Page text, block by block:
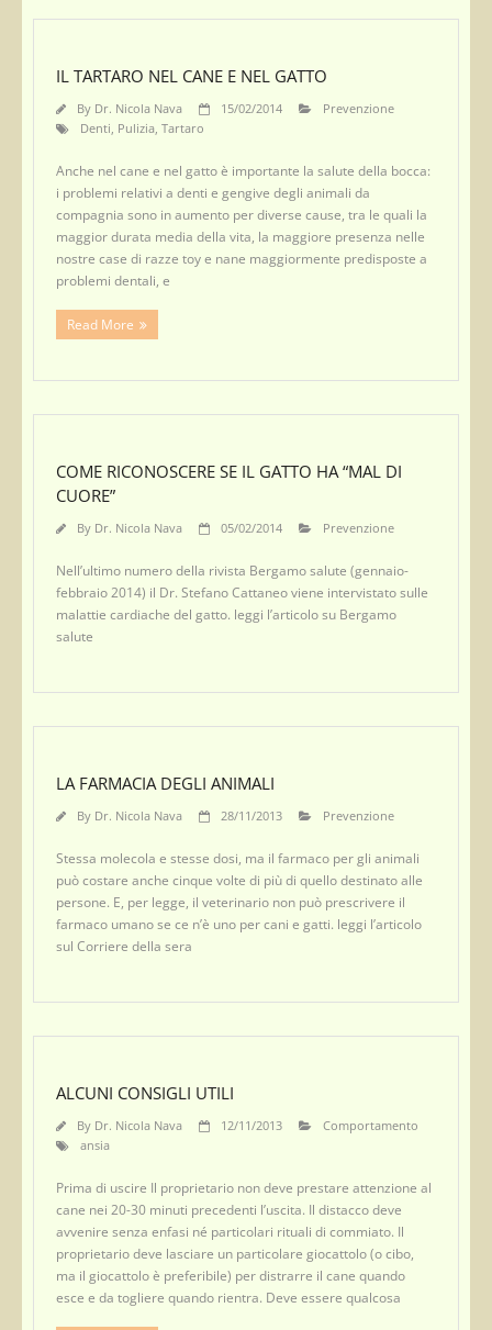
IL TARTARO NEL CANE E NEL GATTO
By Dr. Nicola Nava 15/02/2014
Prevenzione
Denti Pulizia Tartaro
Anche nel cane e nel gatto è importante la salute della bocca:
i problemi relativi a denti e gengive degli animali da
compagnia sono in aumento per diverse cause, tra le quali la
maggior durata media della vita, la maggiore presenza nelle
nostre case di razze toy e nane maggiormente predisposte a
problemi dentali, e
Read More
COME RICONOSCERE SE IL GATTO HA “MAL DI
CUORE”
By Dr. Nicola Nava 05/02/2014 Prevenzione
Nell’ultimo numero della rivista Bergamo salute (gennaio-
febbraio 2014) il Dr. Stefano Cattaneo viene intervistato sulle
malattie cardiache del gatto. leggi l’articolo su Bergamo
salute
LA FARMACIA DEGLI ANIMALI
By Dr. Nicola Nava 28/11/2013 Prevenzione
Stessa molecola e stesse dosi, ma il farmaco per gli animali
può costare anche cinque volte di più di quello destinato alle
persone. E, per legge, il veterinario non può prescrivere il
farmaco umano se ce n’è uno per cani e gatti. leggi l’articolo
sul Corriere della sera
ALCUNI CONSIGLI UTILI
By Dr. Nicola Nava 12/11/2013
Comportamento
ansia
Prima di uscire Il proprietario non deve prestare attenzione al
cane nei 20-30 minuti precedenti l’uscita. Il distacco deve
avvenire senza enfasi né particolari rituali di commiato. Il
proprietario deve lasciare un particolare giocattolo (o cibo,
ma il giocattolo è preferibile) per distrarre il cane quando
esce e da togliere quando rientra. Deve essere qualcosa